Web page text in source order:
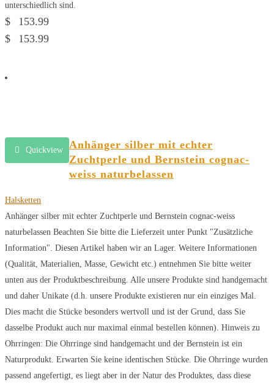
unterschiedlich sind.
$
153.99
$
153.99
Quickview
Anhänger silber mit echter
Zuchtperle und Bernstein cognac-
weiss naturbelassen
Halsketten
Anhänger silber mit echter Zuchtperle und Bernstein cognac-weiss
naturbelassen Beachten Sie bitte die Lieferzeit unter Punkt "Zusätzliche
Information". Diesen Artikel haben wir an Lager. Weitere Informationen
(Qualität, Materialien, Masse, Gewicht etc.) entnehmen Sie bitte weiter
unten aus der Produktbeschreibung. Alle unsere Produkte sind handgemacht
und daher Unikate (d.h. unsere Produkte existieren nur ein einziges Mal.
Dies macht die Stücke besonders wertvoll und ist der Grund, dass Sie
dasselbe Produkt auch nur maximal einmal bestellen können). Hinweis zu
Ohrringen: Die Ohrringe sind handgemacht und der Bernstein ist ein
Naturprodukt. Erwarten Sie keine identischen Stücke. Die Ohrringe wurden
passend angefertigt, es liegt aber in der Natur des Produktes, dass diese